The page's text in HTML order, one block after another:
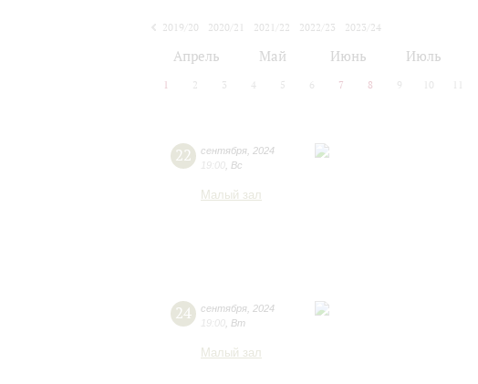
2019/20
2020/21 2021/22 2022/23
2023/24
Апрель Май Июнь Июль
1 2 3 4 5 6 7 8 9 10
22 сентября 2024
19:00 Вс
Малый зал
24 сентября 2024
19:00 Вт
Малый зал